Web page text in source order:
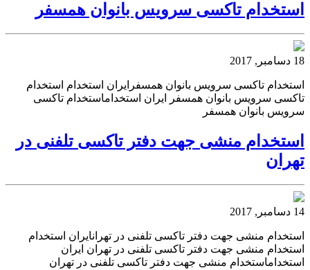
استخدام تاکسی سرویس بانوان همسفر
18 دسامبر, 2017
استخدام تاکسی سرویس بانوان همسفرایران استخدام استخدام
تاکسی سرویس بانوان همسفر ایران استخداماستخدام تاکسی
سرویس بانوان همسفر
استخدام منشی جهت دفتر تاکسی تلفنی در
تهران
14 دسامبر, 2017
استخدام منشی جهت دفتر تاکسی تلفنی در تهرانایران استخدام
استخدام منشی جهت دفتر تاکسی تلفنی در تهران ایران
استخداماستخدام منشی جهت دفتر تاکسی تلفنی در تهران